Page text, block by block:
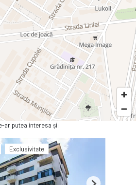
ar putea interesa și:
Exclusivitate